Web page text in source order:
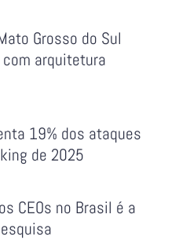
Grosso do Sul
arquitetura
19% dos ataques
de 2025
CEOs no Brasil é a